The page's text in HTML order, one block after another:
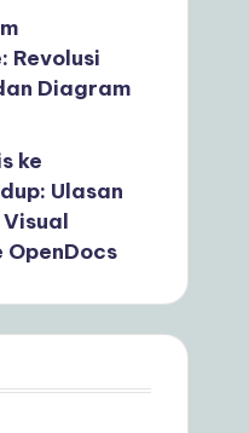
Revolusi
Diagram
ke
Ulasan